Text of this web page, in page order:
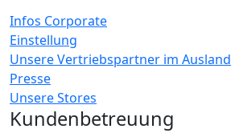
Infos Corporate
Einstellung
Unsere Vertriebspartner im Ausland
Presse
Unsere Stores
Kundenbetreuung